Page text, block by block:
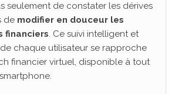
seulement de constater les dérives
de modifier en douceur les
financiers. Ce suivi intelligent et
chaque utilisateur se rapproche
financier virtuel, disponible à tout